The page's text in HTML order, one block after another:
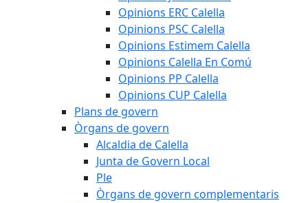
Opinions ERC Calella
Opinions PSC Calella
Opinions Estimem Calella
Opinions Calella En Comú
Opinions PP Calella
Opinions CUP Calella
Plans de govern
Òrgans de govern
Alcaldia de Calella
Junta de Govern Local
Ple
Òrgans de govern complementaris